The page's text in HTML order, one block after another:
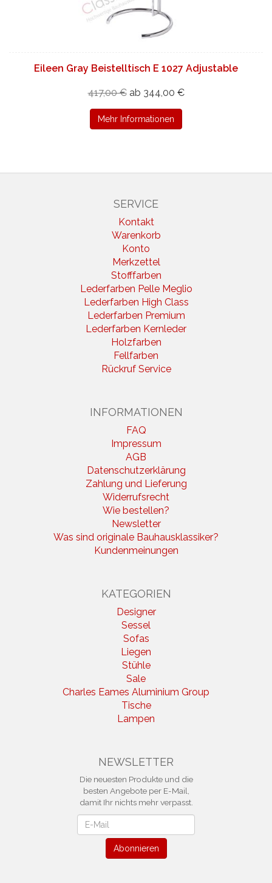
Eileen Gray Beistelltisch E 1027 Adjustable
417,00 € ab 344,00 €
Mehr Informationen
SERVICE
Kontakt
Warenkorb
Konto
Merkzettel
Stofffarben
Lederfarben Pelle Meglio
Lederfarben High Class
Lederfarben Premium
Lederfarben Kernleder
Holzfarben
Fellfarben
Rückruf Service
INFORMATIONEN
FAQ
Impressum
AGB
Datenschutzerklärung
Zahlung und Lieferung
Widerrufsrecht
Wie bestellen?
Newsletter
Was sind originale Bauhausklassiker?
Kundenmeinungen
KATEGORIEN
Designer
Sessel
Sofas
Liegen
Stühle
Sale
Charles Eames Aluminium Group
Tische
Lampen
NEWSLETTER
Die neuesten Produkte und die
besten Angebote per E-Mail,
damit Ihr nichts mehr verpasst.
Abonnieren